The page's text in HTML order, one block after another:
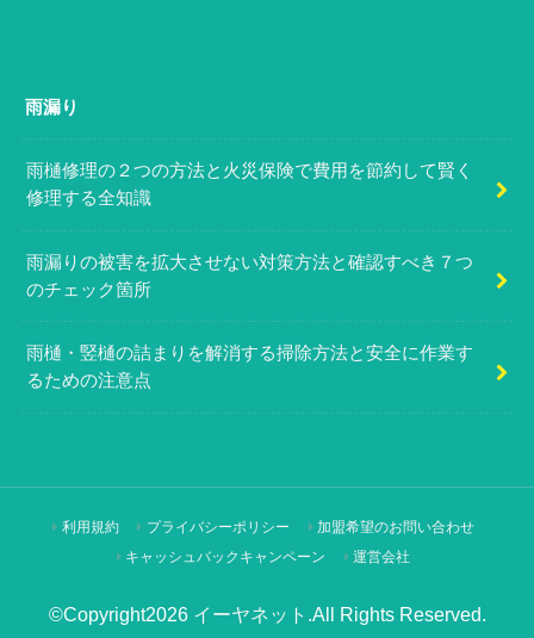
雨漏り
雨樋修理の２つの方法と火災保険で費用を節約して賢く
修理する全知識
雨漏りの被害を拡大させない対策方法と確認すべき７つ
のチェック箇所
雨樋・竪樋の詰まりを解消する掃除方法と安全に作業す
るための注意点
利用規約 プライバシーポリシー 加盟希望のお問い合わせ
キャッシュバックキャンペーン 運営会社
©Copyright2026 イーヤネット .All Rights Reserved.